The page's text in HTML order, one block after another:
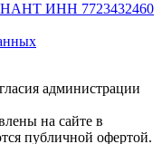
ИНН 7723432460
администрации
на сайте в
публичной офертой.